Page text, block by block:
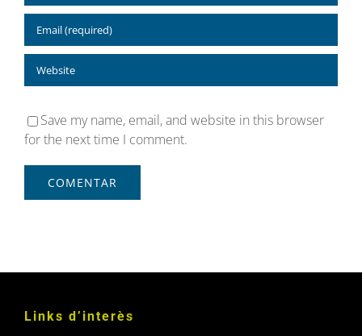
Save my name, email, and website in this browser
for the next time I comment.
Links d’interès